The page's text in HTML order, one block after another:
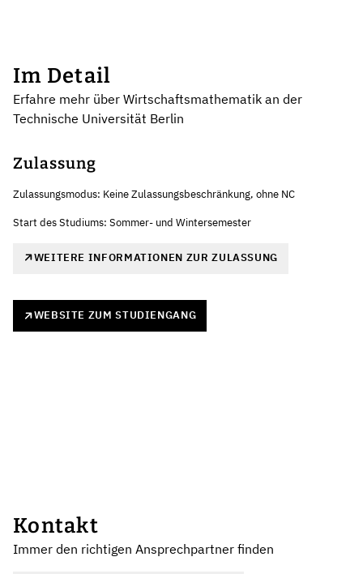
Im Detail
Erfahre mehr über Wirtschaftsmathematik an der
Technische Universität Berlin
Zulassung
Zulassungsmodus: Keine Zulassungsbeschränkung, ohne NC
Start des Studiums: Sommer- und Wintersemester
WEITERE INFORMATIONEN ZUR ZULASSUNG
WEBSITE ZUM STUDIENGANG
Kontakt
Immer den richtigen Ansprechpartner finden